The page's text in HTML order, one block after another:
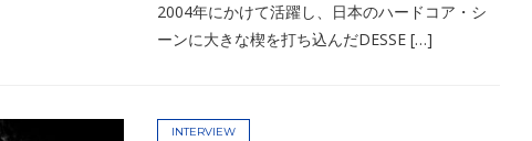
2004年にかけて活躍し、日本のハードコア・シ
ーンに大きな楔を打ち込んだDESSE […]
INTERVIEW